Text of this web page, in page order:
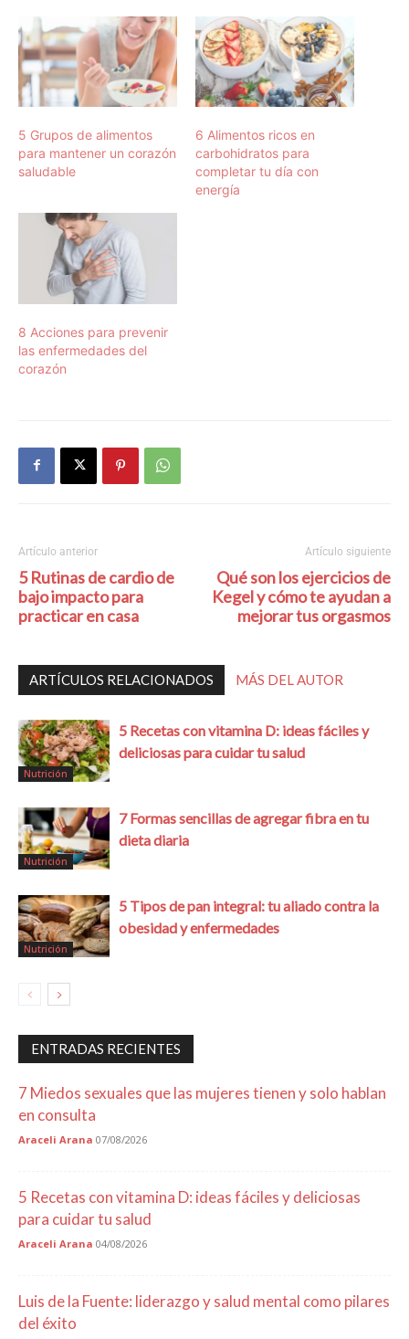
5 Grupos de alimentos
para mantener un corazón
saludable
6 Alimentos ricos en
carbohidratos para
completar tu día con
energía
8 Acciones para prevenir
las enfermedades del
corazón
Artículo anterior
5 Rutinas de cardio de
bajo impacto para
practicar en casa
Artículo siguiente
Qué son los ejercicios de
Kegel y cómo te ayudan a
mejorar tus orgasmos
ARTÍCULOS RELACIONADOS MÁS DEL AUTOR
Nutrición
5 Recetas con vitamina D: ideas fáciles y
deliciosas para cuidar tu salud
Nutrición
7 Formas sencillas de agregar fibra en tu
dieta diaria
Nutrición
5 Tipos de pan integral: tu aliado contra la
obesidad y enfermedades
ENTRADAS RECIENTES
7 Miedos sexuales que las mujeres tienen y solo hablan
en consulta
Araceli Arana 07/08/2026
5 Recetas con vitamina D: ideas fáciles y deliciosas
para cuidar tu salud
Araceli Arana 04/08/2026
Luis de la Fuente: liderazgo y salud mental como pilares
del éxito